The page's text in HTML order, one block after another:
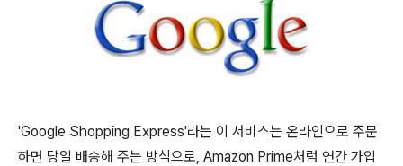
'Google Shopping Express'라는 이 서비스는 온라인으로 주문
하면 당일 배송해 주는 방식으로, Amazon Prime처럼 연간 가입